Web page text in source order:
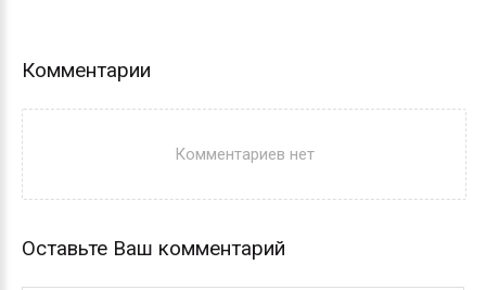
Комментарии
Комментариев нет
Оставьте Ваш комментарий